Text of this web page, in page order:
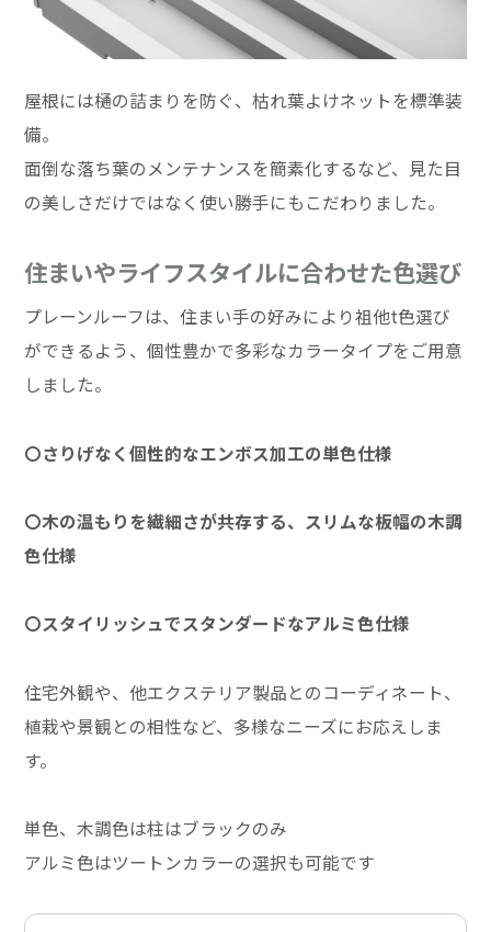
屋根には樋の詰まりを防ぐ、枯れ葉よけネットを標準装
備。
面倒な落ち葉のメンテナンスを簡素化するなど、見た目
の美しさだけではなく使い勝手にもこだわりました。
住まいやライフスタイルに合わせた色選び
プレーンルーフは、住まい手の好みにより祖他t色選び
ができるよう、個性豊かで多彩なカラータイプをご用意
しました。
〇さりげなく個性的なエンボス加工の単色仕様
〇木の温もりを繊細さが共存する、スリムな板幅の木調
色仕様
〇スタイリッシュでスタンダードなアルミ色仕様
住宅外観や、他エクステリア製品とのコーディネート、
植栽や景観との相性など、多様なニーズにお応えしま
す。
単色、木調色は柱はブラックのみ
アルミ色はツートンカラーの選択も可能です